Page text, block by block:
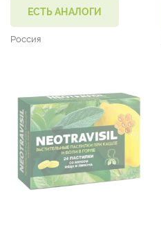
ЕСТЬ АНАЛОГИ
Россия